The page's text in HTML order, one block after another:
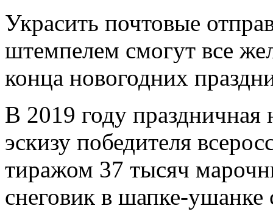
Украсить почтовые
штемпелем смогут все
конца новогодних
В 2019 году
эскизу победителя
тиражом 37 тысяч
снеговик в шапке-